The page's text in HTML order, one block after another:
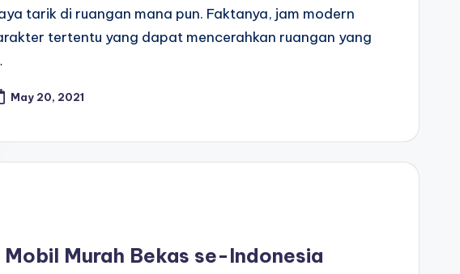
tarik di ruangan mana pun. Faktanya, jam modern
tertentu yang dapat mencerahkan ruangan yang
May 20, 2021
Mobil Murah Bekas se-Indonesia